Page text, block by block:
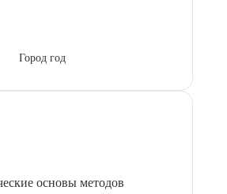
Город год
основы методов